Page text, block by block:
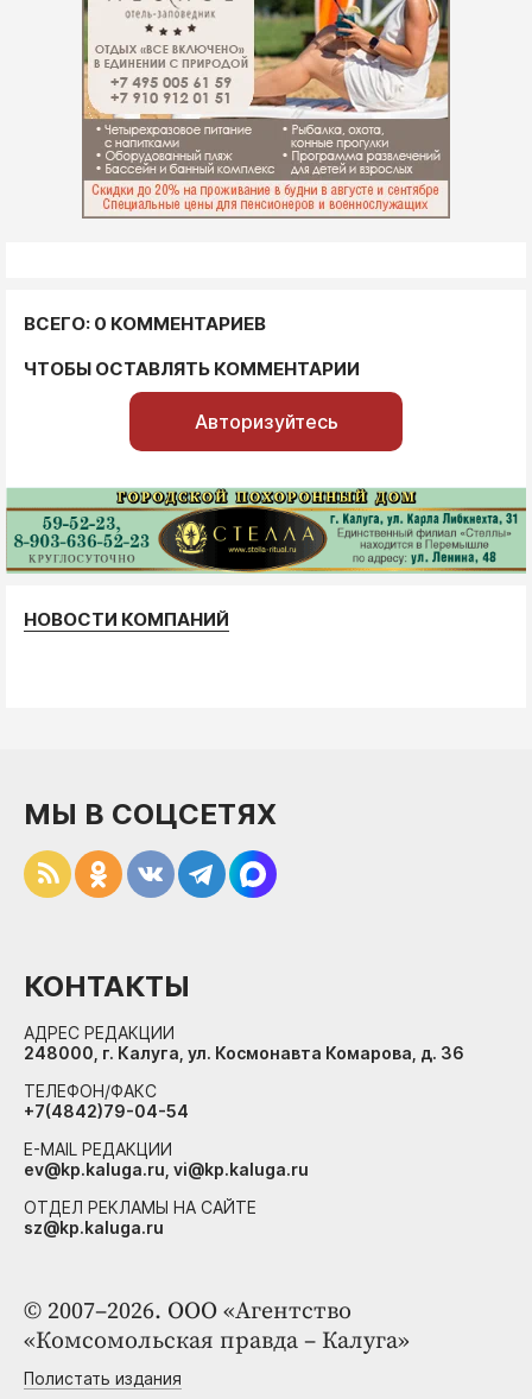
ВСЕГО: 0 КОММЕНТАРИЕВ
ЧТОБЫ ОСТАВЛЯТЬ КОММЕНТАРИИ
Авторизуйтесь
НОВОСТИ КОМПАНИЙ
© 2007–2026. ООО «Агентство
«Комсомольская правда – Калуга»
Полистать издания
МЫ В СОЦСЕТЯХ
КОНТАКТЫ
АДРЕС РЕДАКЦИИ
248000, г. Калуга, ул. Космонавта Комарова, д. 36
ТЕЛЕФОН/ФАКС
+7(4842)79-04-54
E-MAIL РЕДАКЦИИ
ev@kp.kaluga.ru, vi@kp.kaluga.ru
ОТДЕЛ РЕКЛАМЫ НА САЙТЕ
sz@kp.kaluga.ru